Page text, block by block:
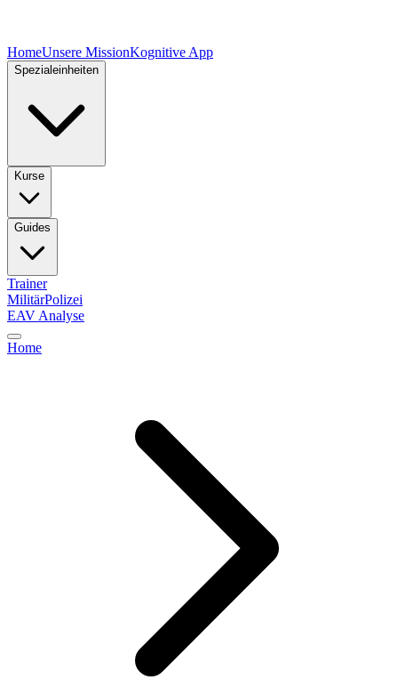
HomeUnsere MissionKognitive App
Spezialeinheiten
Kurse
Guides
Trainer
MilitärPolizei
EAV Analyse
Home